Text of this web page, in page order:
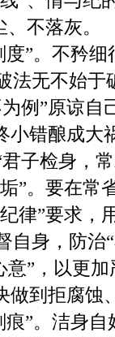
不落灰。
”。不矜
法无不始于
例”原谅自
小错酿成大
子检身，
”。要在常
律”要求，
身，防治
”，以更
做到拒腐蚀
”。洁身